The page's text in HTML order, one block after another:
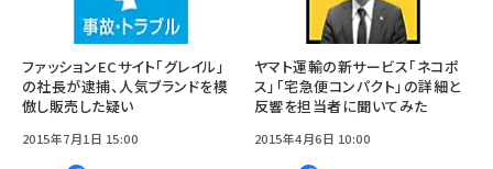
ファッションECサイト「グレイル」
の社長が逮捕、人気ブランドを模
倣し販売した疑い
2015年7月1日 15:00
ヤマト運輸の新サービス「ネコポ
ス」「宅急便コンパクト」の詳細と
反響を担当者に聞いてみた
2015年4月6日 10:00